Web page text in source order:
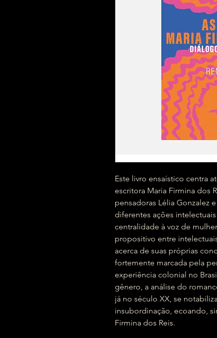
Este livro ensaístico centra
escritora Maria Firmina dos
pensadoras Lélia Gonzalez
diferentes ações
centralidade à voz de
propositivo entre
acerca de suas próprias
fortemente marcada pela
experiência colonial no
gênero, a análise do
já no século XX, se
insubordinação, ecoando,
Firmina dos Reis.